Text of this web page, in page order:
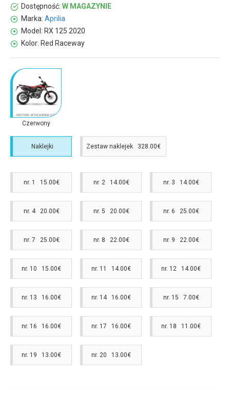
Dostępność: W MAGAZYNIE
Marka: Aprilia
Model: RX 125 2020
Kolor: Red Raceway
Czerwony
Naklejki Zestaw naklejek 328.00€
nr. 1 15.00€ nr. 2 14.00€ nr. 3 14.00€
nr. 4 20.00€ nr. 5 20.00€ nr. 6 25.00€
nr. 7 25.00€ nr. 8 22.00€ nr. 9 22.00€
nr. 10 15.00€ nr. 11 14.00€ nr. 12 14.00€
nr. 13 16.00€ nr. 14 16.00€ nr. 15 7.00€
nr. 16 16.00€ nr. 17 16.00€ nr. 18 11.00€
nr. 19 13.00€ nr. 20 13.00€